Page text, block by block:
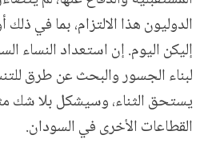
الدوليون هذا الالتزام، بما في
إليكن اليوم. إن استعداد النساء
لبناء الجسور والبحث عن طرق
يستحق الثناء، وسيشكل بلا شك
القطاعات الأخرى في السودان.